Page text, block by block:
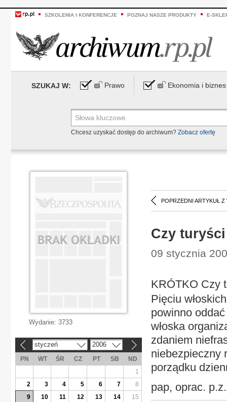
SZKOLENIA I KONFERENCJE POZNAJ NASZE PRODUKTY E-
SZUKAJ W: Prawo Ekonomia i biznes
Chcesz uzyskać dostęp do archiwum? Zobacz ofertę
POPRZEDNI ARTYKUŁ Z
Czy
09 stycznia
KRÓTKO Czy
Pięciu
powinno
włoska
zdaniem
niebezpieczny
porządku
pap, oprac. p.z.
Wydanie: 3733
styczeń 2006
PN WT ŚR CZ PT SB
ND
1
2
3 4 5 6 7
8
9
10 11 12 13 14
15